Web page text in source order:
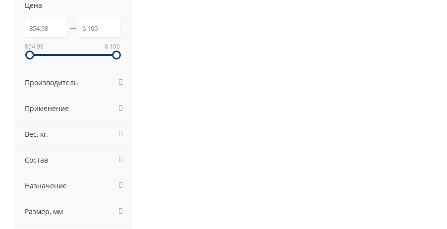
Цена
854.98 6 100
Производитель
Применение
Вес, кг.
Состав
Назначение
Размер, мм